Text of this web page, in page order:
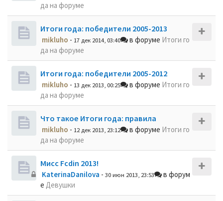
да на форуме
Итоги года: победители 2005-2013
mikluho - 17 дек 2014, 03:40 в форуме Итоги го
да на форуме
Итоги года: победители 2005-2012
mikluho - 13 дек 2013, 00:25 в форуме Итоги го
да на форуме
Что такое Итоги года: правила
mikluho - 12 дек 2013, 23:12 в форуме Итоги го
да на форуме
Мисс Fcdin 2013!
KaterinaDanilova - 30 июн 2013, 23:53
в форум
е Девушки